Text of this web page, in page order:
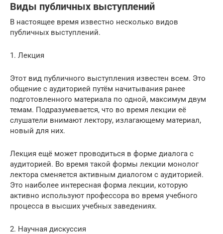
Виды публичных выступлений
В настоящее время известно несколько видов
публичных выступлений.
1. Лекция
Этот вид публичного выступления известен всем. Это
общение с аудиторией путём начитывания ранее
подготовленного материала по одной, максимум двум
темам. Подразумевается, что во время лекции её
слушатели внимают лектору, излагающему материал,
новый для них.
Лекция ещё может проводиться в форме диалога с
аудиторией. Во время такой формы лекции монолог
лектора сменяется активным диалогом с аудиторией.
Это наиболее интересная форма лекции, которую
активно используют профессора во время учебного
процесса в высших учебных заведениях.
2. Научная дискуссия